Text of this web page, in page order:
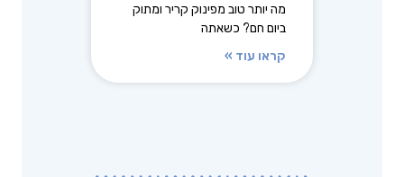
מה יותר טוב מפינוק קריר ומתוק
ביום חם? כשאתה
קראו עוד »